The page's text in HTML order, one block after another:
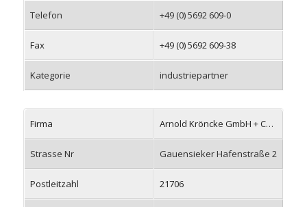
Telefon +49 (0) 5692 609-0
Fax +49 (0) 5692 609-38
Kategorie industriepartner
Firma Arnold Kröncke GmbH + Co. KG
Strasse Nr Gauensieker Hafenstraße 2
Postleitzahl 21706